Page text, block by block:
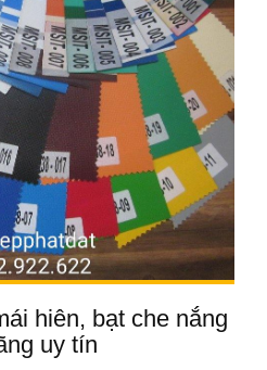
hiên, bạt che nắng
uy tín